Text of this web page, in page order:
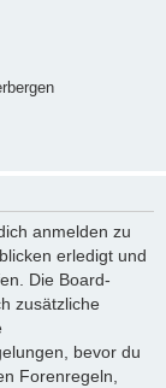
anmelden zu
erledigt und
Die Board-
zusätzliche
bevor du
Forenregeln,